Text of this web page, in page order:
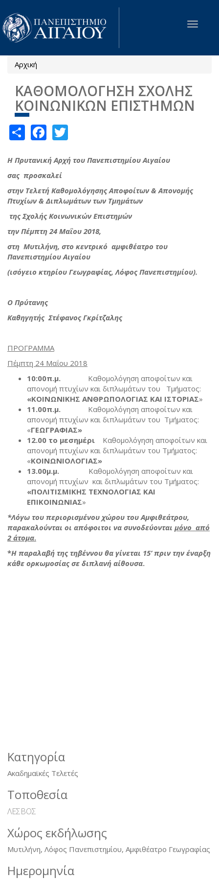
Παράκαμψη προς το κυρίως περιεχόμενο
Toggle
Είστε εδώ
Αρχική
ΚΑΘΟΜΟΛΟΓΗΣΗ ΣΧΟΛΗΣ
ΚΟΙΝΩΝΙΚΩΝ ΕΠΙΣΤΗΜΩΝ
ShareFacebook
Η Πρυτανική Αρχή του Πανεπιστημίου Αιγαίου
σας προσκαλεί
στην Τελετή Καθομολόγησης Αποφοίτων & Απονομής
Πτυχίων & Διπλωμάτων των Τμημάτων
της Σχολής Κοινωνικών Επιστημών
την Πέμπτη 24 Μαΐου 2018,
στη Μυτιλήνη, στο κεντρικό αμφιθέατρο του
Πανεπιστημίου Αιγαίου
(ισόγειο κτηρίου Γεωγραφίας, Λόφος Πανεπιστημίου).
Ο Πρύτανης
Καθηγητής Στέφανος Γκρίτζαλης
ΠΡΟΓΡΑΜΜΑ
Πέμπτη 24 Μαΐου 2018
10:00π.μ. Καθομολόγηση αποφοίτων και
απονομή πτυχίων και διπλωμάτων του Τμήματος:
«ΚΟΙΝΩΝΙΚΗΣ ΑΝΘΡΩΠΟΛΟΓΙΑΣ ΚΑΙ ΙΣΤΟΡΙΑΣ»
11.00π.μ. Καθομολόγηση αποφοίτων και
απονομή πτυχίων και διπλωμάτων του Τμήματος:
«ΓΕΩΓΡΑΦΙΑΣ»
12.00 το μεσημέρι Καθομολόγηση αποφοίτων και
απονομή πτυχίων και διπλωμάτων του Τμήματος:
«ΚΟΙΝΩΝΙΟΛΟΓΙΑΣ»
13.00μ.μ. Καθομολόγηση αποφοίτων και
απονομή πτυχίων και διπλωμάτων του Τμήματος:
«ΠΟΛΙΤΙΣΜΙΚΗΣ ΤΕΧΝΟΛΟΓΙΑΣ ΚΑΙ
ΕΠΙΚΟΙΝΩΝΙΑΣ»
*Λόγω του περιορισμένου χώρου του Αμφιθεάτρου,
παρακαλούνται οι απόφοιτοι να συνοδεύονται μόνο από
2 άτομα.
*Η παραλαβή της τηβέννου θα γίνεται 15’ πριν την έναρξη
κάθε ορκωμοσίας σε διπλανή αίθουσα.
Κατηγορία
Ακαδημαϊκές Τελετές
Τοποθεσία
ΛΕΣΒΟΣ
Χώρος εκδήλωσης
Μυτιλήνη, Λόφος Πανεπιστημίου, Αμφιθέατρο Γεωγραφίας
Ημερομηνία